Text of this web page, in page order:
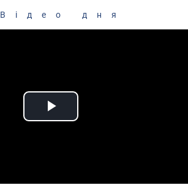
Відео дня
Play Video